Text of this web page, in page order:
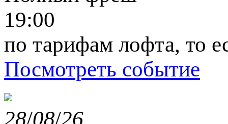
19:00
по тарифам лофта, то
Посмотреть событие
28/08/26